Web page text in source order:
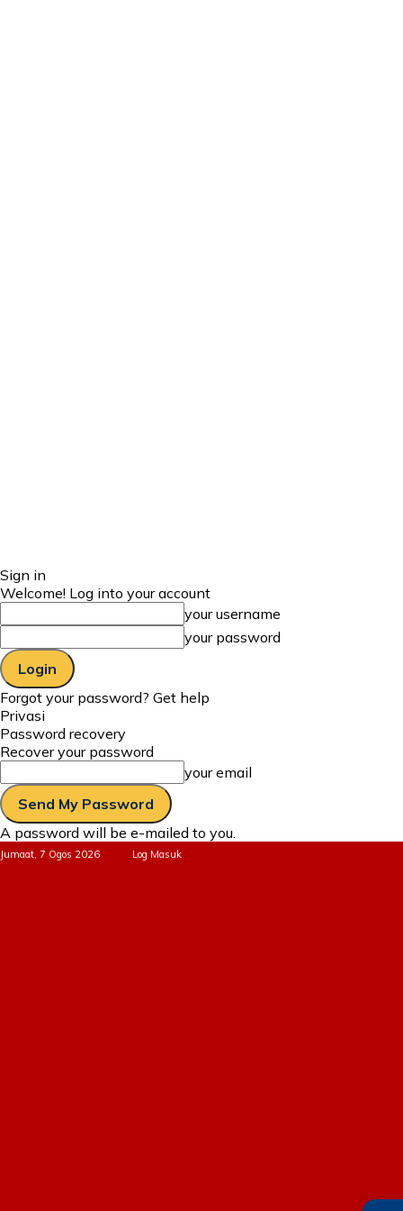
Sign in
Welcome! Log into your account
your username
your password
Forgot your password? Get help
Privasi
Password recovery
Recover your password
your email
A password will be e-mailed to you.
Jumaat, 7 Ogos 2026 Log Masuk